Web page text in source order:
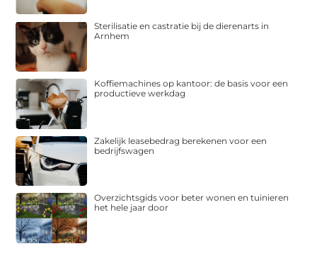
Sterilisatie en castratie bij de dierenarts in
Arnhem
Koffiemachines op kantoor: de basis voor een
productieve werkdag
Zakelijk leasebedrag berekenen voor een
bedrijfswagen
Overzichtsgids voor beter wonen en tuinieren
het hele jaar door